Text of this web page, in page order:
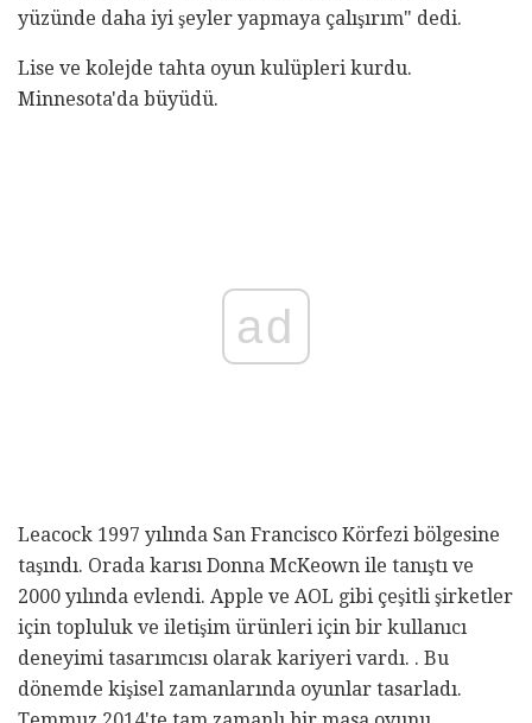
yüzünde daha iyi şeyler yapmaya çalışırım" dedi.
Lise ve kolejde tahta oyun kulüpleri kurdu.
Minnesota'da büyüdü.
ad
Leacock 1997 yılında San Francisco Körfezi bölgesine
taşındı. Orada karısı Donna McKeown ile tanıştı ve
2000 yılında evlendi. Apple ve AOL gibi çeşitli şirketler
için topluluk ve iletişim ürünleri için bir kullanıcı
deneyimi tasarımcısı olarak kariyeri vardı. . Bu
dönemde kişisel zamanlarında oyunlar tasarladı.